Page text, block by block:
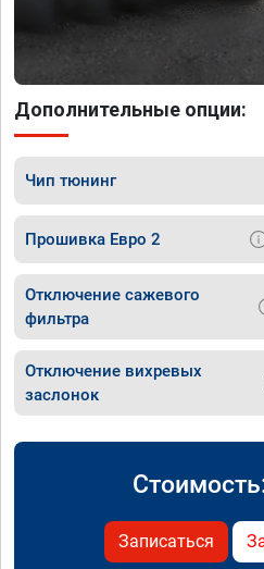
Дополнительные опции:
Чип тюнинг
Прошивка Евро 2
Отключение сажевого
фильтра
Отключение вихревых
заслонок
Записаться